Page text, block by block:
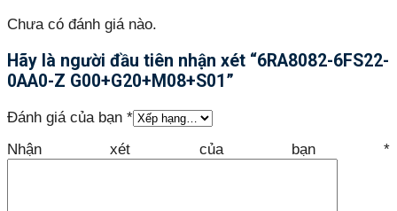
Chưa có đánh giá nào.
Hãy là người đầu tiên nhận xét “6RA8082-6FS22-
0AA0-Z G00+G20+M08+S01”
Đánh giá của bạn *
Nhận xét của bạn *